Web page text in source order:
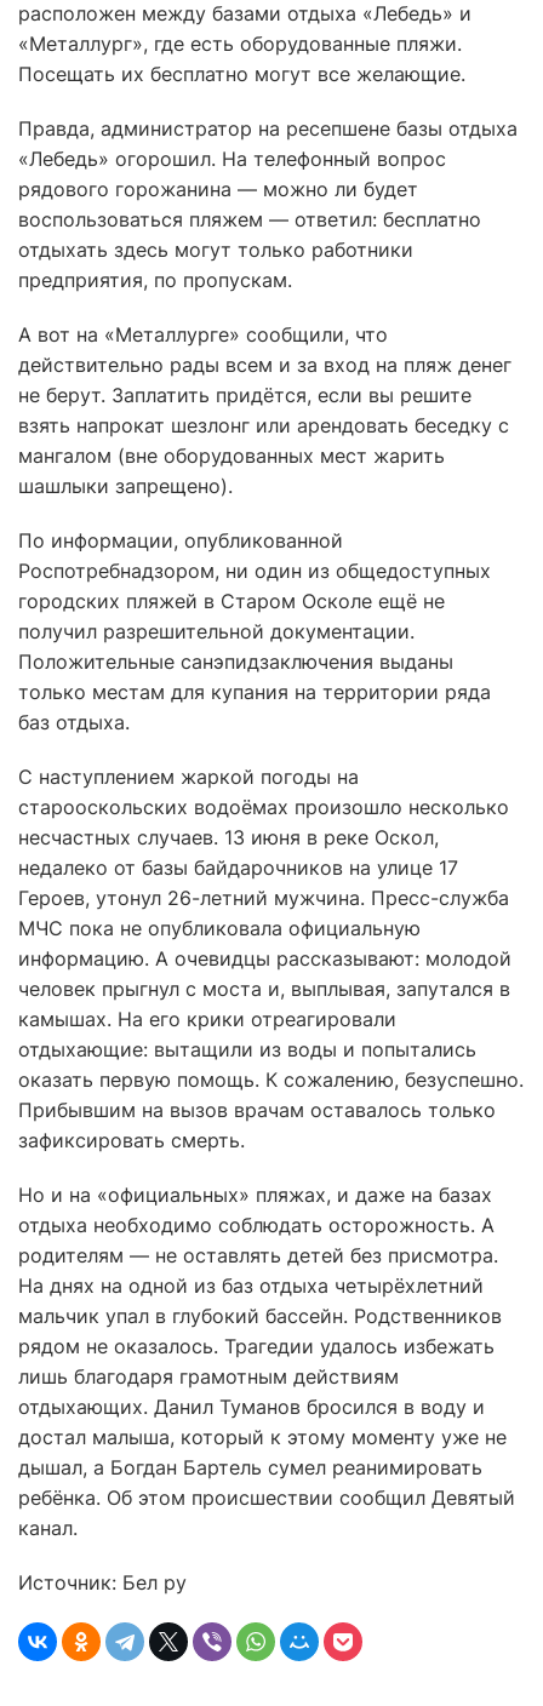
расположен между базами отдыха «Лебедь» и
«Металлург», где есть оборудованные пляжи.
Посещать их бесплатно могут все желающие.
Правда, администратор на ресепшене базы отдыха
«Лебедь» огорошил. На телефонный вопрос
рядового горожанина — можно ли будет
воспользоваться пляжем — ответил: бесплатно
отдыхать здесь могут только работники
предприятия, по пропускам.
А вот на «Металлурге» сообщили, что
действительно рады всем и за вход на пляж денег
не берут. Заплатить придётся, если вы решите
взять напрокат шезлонг или арендовать беседку с
мангалом (вне оборудованных мест жарить
шашлыки запрещено).
По информации, опубликованной
Роспотребнадзором, ни один из общедоступных
городских пляжей в Старом Осколе ещё не
получил разрешительной документации.
Положительные санэпидзаключения выданы
только местам для купания на территории ряда
баз отдыха.
С наступлением жаркой погоды на
старооскольских водоёмах произошло несколько
несчастных случаев. 13 июня в реке Оскол,
недалеко от базы байдарочников на улице 17
Героев, утонул 26-летний мужчина. Пресс-служба
МЧС пока не опубликовала официальную
информацию. А очевидцы рассказывают: молодой
человек прыгнул с моста и, выплывая, запутался в
камышах. На его крики отреагировали
отдыхающие: вытащили из воды и попытались
оказать первую помощь. К сожалению, безуспешно.
Прибывшим на вызов врачам оставалось только
зафиксировать смерть.
Но и на «официальных» пляжах, и даже на базах
отдыха необходимо соблюдать осторожность. А
родителям — не оставлять детей без присмотра.
На днях на одной из баз отдыха четырёхлетний
мальчик упал в глубокий бассейн. Родственников
рядом не оказалось. Трагедии удалось избежать
лишь благодаря грамотным действиям
отдыхающих. Данил Туманов бросился в воду и
достал малыша, который к этому моменту уже не
дышал, а Богдан Бартель сумел реанимировать
ребёнка. Об этом происшествии сообщил Девятый
канал.
Источник: Бел ру